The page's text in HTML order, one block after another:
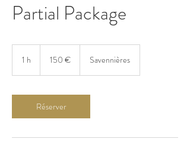
Partial Package
1 h 150 € Savennières
Réserver